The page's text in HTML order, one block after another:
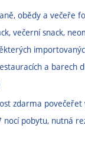
obědy a večeře
večerní snack,
a barech
zdarma povečeřet
pobytu, nutná